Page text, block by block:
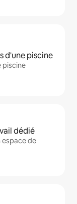
d'une piscine
piscine
dédié
espace de